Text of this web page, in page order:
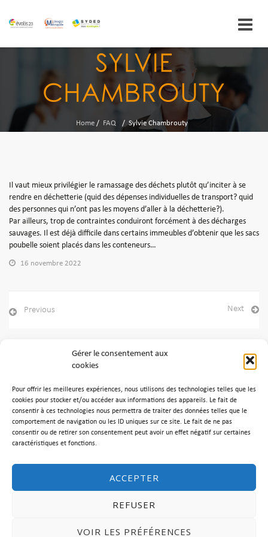
Gérer le consentement aux
cookies
Pour offrir les meilleures expériences, nous utilisons des technologies telles que les
cookies pour stocker et/ou accéder aux informations des appareils. Le fait de
consentir à ces technologies nous permettra de traiter des données telles que le
comportement de navigation ou les ID uniques sur ce site. Le fait de ne pas
consentir ou de retirer son consentement peut avoir un effet négatif sur certaines
caractéristiques et fonctions.
ACCEPTER
REFUSER
VOIR LES PRÉFÉRENCES
SYLVIE
CHAMBROUTY
Home / FAQ / Sylvie Chambrouty
Il vaut mieux privilégier le ramassage des déchets plutôt qu’inciter à se
rendre en déchetterie (quid des dépenses individuelles de transport? quid
des personnes qui n’ont pas les moyens d’aller à la déchetterie?).
Par ailleurs, trop de contraintes conduiront forcément à des décharges
sauvages. Il est déjà difficile dans certains immeubles d’obtenir que les sacs
poubelle soient placés dans les conteneurs…
16 novembre 2022
Previous Next
Archives
Aucune archive à afficher.
Catégories
Aucune catégorie